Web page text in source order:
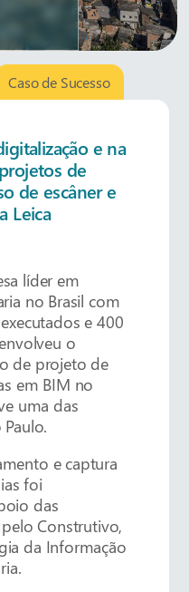
Caso de Sucesso
e na
de
de escâner e
Leica
líder em
no Brasil com
e 400
o
de projeto de
em BIM no
uma das
e captura
foi
das
Construtivo,
da Informação